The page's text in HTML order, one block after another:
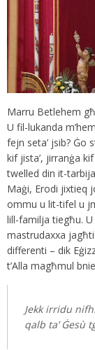
Marru Betlehem
U fil-lukanda
fejn seta’ jsib? Ġo
kif jista’, jirranġa
twelled din it-
Maġi, Erodi jixtieq
ommu u lit-tifel u
lill-familja tiegħu.
mastrudaxxa
differenti – dik
t’Alla magħmul
Jekk irridu
qalb ta’ Ġesù